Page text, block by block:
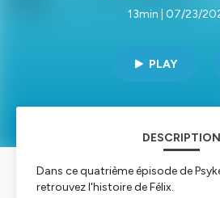
13min | 07/23/
PLAY
DESCRIPTION
Dans ce quatrième épisode de
retrouvez l'histoire de Félix.